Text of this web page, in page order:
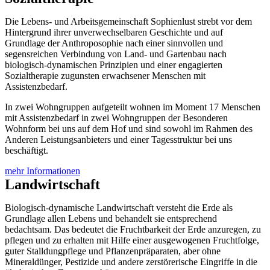
Die Lebens- und Arbeitsgemeinschaft Sophienlust strebt vor dem
Hintergrund ihrer unverwechselbaren Geschichte und auf
Grundlage der Anthroposophie nach einer sinnvollen und
segensreichen Verbindung von Land- und Gartenbau nach
biologisch-dynamischen Prinzipien und einer engagierten
Sozialtherapie zugunsten erwachsener Menschen mit
Assistenzbedarf.
In zwei Wohngruppen aufgeteilt wohnen im Moment 17 Menschen
mit Assistenzbedarf in zwei Wohngruppen der Besonderen
Wohnform bei uns auf dem Hof und sind sowohl im Rahmen des
Anderen Leistungsanbieters und einer Tagesstruktur bei uns
beschäftigt.
mehr Informationen
Landwirtschaft
Biologisch-dynamische Landwirtschaft versteht die Erde als
Grundlage allen Lebens und behandelt sie entsprechend
bedachtsam. Das bedeutet die Fruchtbarkeit der Erde anzuregen, zu
pflegen und zu erhalten mit Hilfe einer ausgewogenen Fruchtfolge,
guter Stalldungpflege und Pflanzenpräparaten, aber ohne
Mineraldünger, Pestizide und andere zerstörerische Eingriffe in die